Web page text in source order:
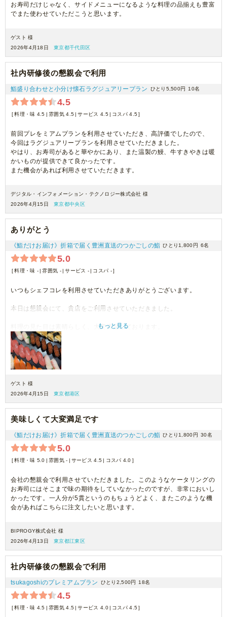
お寿司だけじゃなく、サイドメニューになるような料理の品揃えも豊富
でまた使わせていただこうと思います。
ゲスト 様
2026年4月18日
東京都千代田区
社内研修後の懇親会で利用
鮨盛り合わせと小分け懐石ラグジュアリープラン ひとり5,500円 10名
4.5
料理・味 4.5 雰囲気 4.5 サービス 4.5 コスパ 4.5
前回プレをミアムプランを利用させていただき、高評価でしたので、
今回はラグジュアリープランを利用させていただきました。
やはり、お寿司があると華やかにあり、また温製の鰻、牛すきやきは暖
かいものが提供できて良かったです。
また機会があれば利用させていただきます。
デジタル・インフォメーション・テクノロジー株式会社 様
2026年4月15日
東京都中央区
ありがとう
《鮨だけお届け》折箱で届く豊洲直送のつかごしの鮨 ひとり1,800円 6名
5.0
料理・味 - 雰囲気 - サービス - コスパ -
いつもシェフコレを利用させていただきありがとうございます。
本日は懇親会にて、貴店をご利用させていただきました。
料理の見た目は素晴らしく、大変満足しております。
機会がございましたら、ぜひまたご利用させていただきます。
もっと見る
ゲスト 様
2026年4月15日
東京都港区
美味しくて大変満足です
《鮨だけお届け》折箱で届く豊洲直送のつかごしの鮨 ひとり1,800円 30名
5.0
料理・味 5.0 雰囲気 - サービス 4.5 コスパ 4.0
会社の懇親会で利用させていただきました。このようなケータリングの
お寿司にはそこまで味の期待をしていなかったのですが、非常においし
かったです。一人分が5貫というのもちょうどよく、またこのような機
会があればこちらに注文したいと思います。
BIPROGY株式会社 様
2026年4月13日
東京都江東区
社内研修後の懇親会で利用
tsukagoshiのプレミアムプラン ひとり2,500円 18名
4.5
料理・味 4.5 雰囲気 4.5 サービス 4.0 コスパ 4.5